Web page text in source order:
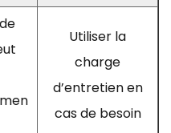
Utiliser la
charge
d’entretien en
cas de besoin